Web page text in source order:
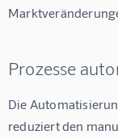
Prozesse
Die
reduziert den